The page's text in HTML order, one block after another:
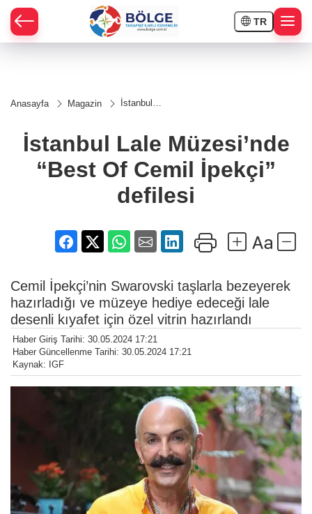
TR
Anasayfa Magazin
İstanbul
“Best Of
Cemil
defilesi
İstanbul Lale Müzesi’nde
“Best Of Cemil İpekçi”
defilesi
Cemil İpekçi’nin Swarovski taşlarla bezeyerek
hazırladığı ve müzeye hediye edeceği lale
desenli kıyafet için özel vitrin hazırlandı
Haber Giriş Tarihi: 30.05.2024 17:21
Haber Güncellenme Tarihi: 30.05.2024 17:21
Kaynak: IGF